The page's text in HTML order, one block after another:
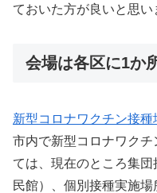
ておいた方が良いと思い
会場は各区に1か
新型コロナワクチン接種
市内で新型コロナワク
ては、現在のところ集
民館）、個別接種実施